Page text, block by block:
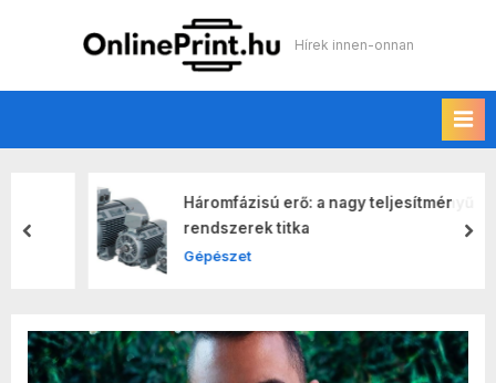
Online print
Hírek innen-onnan
Háromfázisú erő: a nagy teljesítményű
rendszerek titka
Gépészet
prev